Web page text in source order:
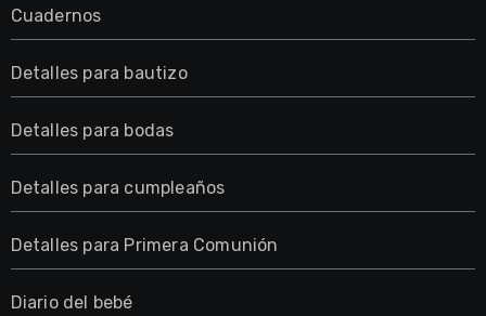
Cuadernos
Detalles para bautizo
Detalles para bodas
Detalles para cumpleaños
Detalles para Primera Comunión
Diario del bebé